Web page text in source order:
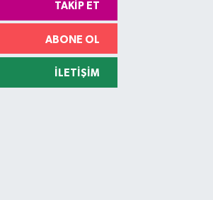
TAKIP ET
ABONE OL
İLETIŞIM